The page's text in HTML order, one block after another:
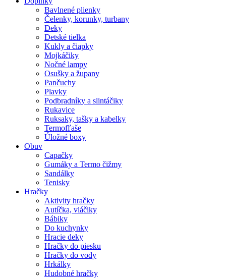
Bavlnené plienky
Čelenky, korunky, turbany
Deky
Detské tielka
Kukly a čiapky
Mojkáčiky
Nočné lampy
Osušky a župany
Pančuchy
Plavky
Podbradníky a slintáčiky
Rukavice
Ruksaky, tašky a kabelky
Termofľaše
Úložné boxy
Obuv
Capačky
Gumáky a Termo čižmy
Sandálky
Tenisky
Hračky
Aktivity hračky
Autíčka, vláčiky
Bábiky
Do kuchynky
Hracie deky
Hračky do piesku
Hračky do vody
Hrkálky
Hudobné hračky